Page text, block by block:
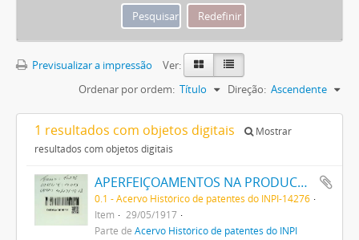
Previsualizar a impressão
Ver:
Ordenar por ordem: Título Direção: Ascendente
1 resultados com objetos digitais
Mostrar
resultados com objetos digitais
APERFEIÇOAMENTOS NA PRODUCÇÃO DE TINTAS OU CORES
0.1 - Acervo Histórico de patentes do INPI-14276
Item
29/05/1917
Parte de Acervo Histórico de patentes do INPI